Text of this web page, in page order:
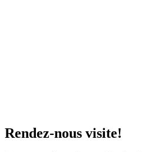
Rendez-nous visite!